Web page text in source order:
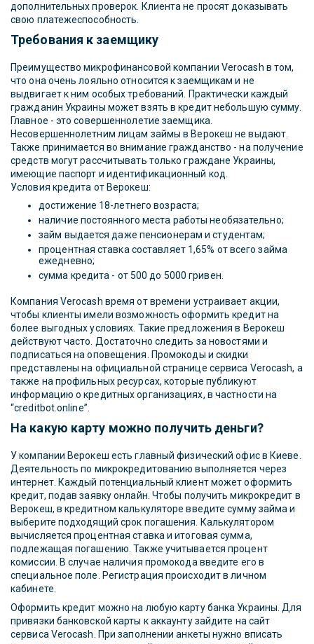
дополнительных проверок. Клиента не просят доказывать
свою платежеспособность.
Требования к заемщику
Преимущество микрофинансовой компании Verocash в том,
что она очень лояльно относится к заемщикам и не
выдвигает к ним особых требований. Практически каждый
гражданин Украины может взять в кредит небольшую сумму.
Главное - это совершеннолетие заемщика.
Несовершеннолетним лицам займы в Верокеш не выдают.
Также принимается во внимание гражданство - на получение
средств могут рассчитывать только граждане Украины,
имеющие паспорт и идентификационный код.
Условия кредита от Верокеш:
достижение 18-летнего возраста;
наличие постоянного места работы необязательно;
займ выдается даже пенсионерам и студентам;
процентная ставка составляет 1,65% от всего займа
ежедневно;
сумма кредита - от 500 до 5000 гривен.
Компания Verocash время от времени устраивает акции,
чтобы клиенты имели возможность оформить кредит на
более выгодных условиях. Такие предложения в Верокеш
действуют часто. Достаточно следить за новостями и
подписаться на оповещения. Промокоды и скидки
представлены на официальной странице сервиса Verocash, а
также на профильных ресурсах, которые публикуют
информацию о кредитных организациях, в частности на
“creditbot.online”.
На какую карту можно получить деньги?
У компании Верокеш есть главный физический офис в Киеве.
Деятельность по микрокредитованию выполняется через
интернет. Каждый потенциальный клиент может оформить
кредит, подав заявку онлайн. Чтобы получить микрокредит в
Верокеш, в кредитном калькуляторе введите сумму займа и
выберите подходящий срок погашения. Калькулятором
вычисляется процентная ставка и итоговая сумма,
подлежащая погашению. Также учитывается процент
комиссии. В случае наличия промокода введите его в
специальное поле. Регистрация происходит в личном
кабинете.
Оформить кредит можно на любую карту банка Украины. Для
привязки банковской карты к аккаунту зайдите на сайт
сервиса Verocash. При заполнении анкеты нужно вписать